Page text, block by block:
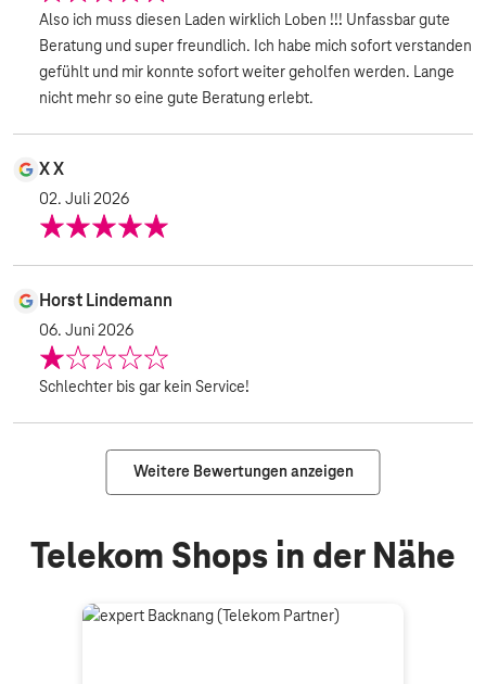
Also ich muss diesen Laden wirklich Loben !!! Unfassbar gute
Beratung und super freundlich. Ich habe mich sofort verstanden
gefühlt und mir konnte sofort weiter geholfen werden. Lange
nicht mehr so eine gute Beratung erlebt.
X X
02. Juli 2026
Horst Lindemann
06. Juni 2026
Schlechter bis gar kein Service!
Weitere Bewertungen anzeigen
Telekom Shops in der Nähe